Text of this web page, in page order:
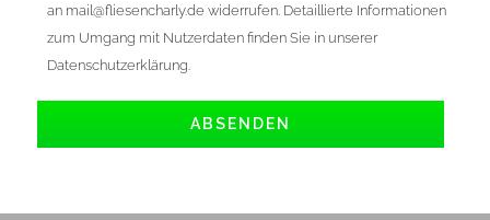
an mail@fliesencharly.de widerrufen. Detaillierte Informationen
zum Umgang mit Nutzerdaten finden Sie in unserer
Datenschutzerklärung.